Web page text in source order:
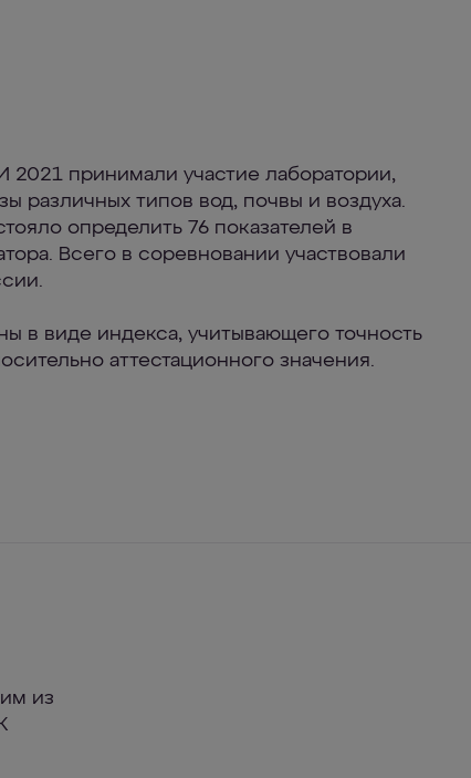
2021 принимали участие лаборатории,
различных типов вод, почвы и воздуха.
определить 76 показателей в
Всего в соревновании участвовали
в виде индекса, учитывающего точность
аттестационного значения.
из